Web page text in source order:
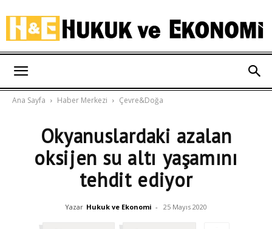
Ekonomi
Ana Sayfa Haber Merkezi Çevre&Doğa
Okyanuslardaki azalan
oksijen su altı yaşamını
tehdit ediyor
Yazar Hukuk ve Ekonomi - 25 Mayıs 2020